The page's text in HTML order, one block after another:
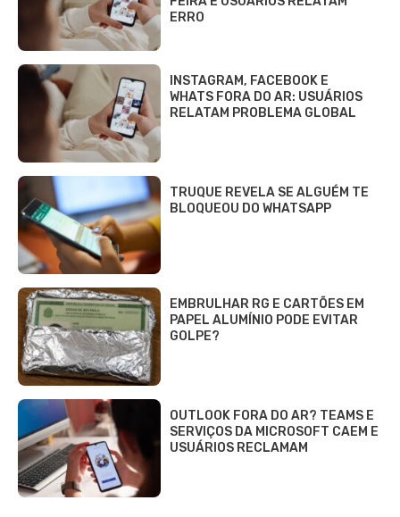
ERRO
INSTAGRAM, FACEBOOK E
WHATS FORA DO AR: USUÁRIOS
RELATAM PROBLEMA GLOBAL
TRUQUE REVELA SE ALGUÉM TE
BLOQUEOU DO WHATSAPP
EMBRULHAR RG E CARTÕES EM
PAPEL ALUMÍNIO PODE EVITAR
GOLPE?
OUTLOOK FORA DO AR? TEAMS E
SERVIÇOS DA MICROSOFT CAEM E
USUÁRIOS RECLAMAM